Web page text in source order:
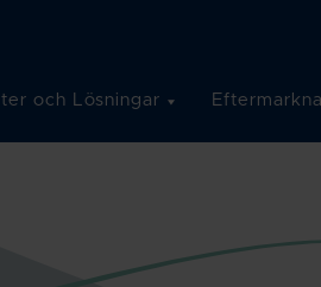
och Lösningar